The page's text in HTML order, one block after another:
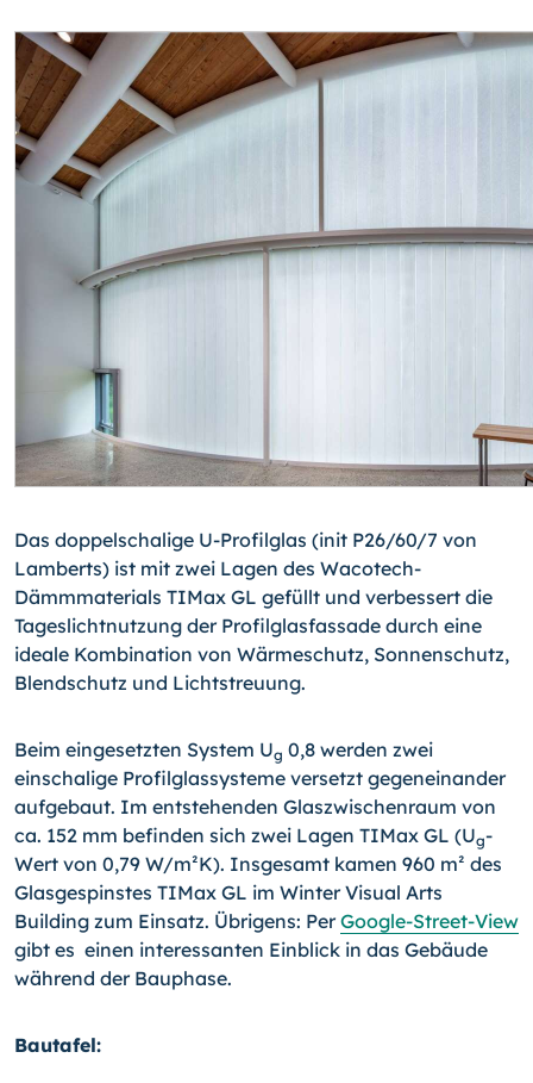
Das doppelschalige U-Profilglas (init P26/60/7 von
Lamberts) ist mit zwei Lagen des Wacotech-
Dämmmaterials TIMax GL gefüllt und verbessert die
Tageslichtnutzung der Profilglasfassade durch eine
ideale Kombination von Wärmeschutz, Sonnenschutz,
Blendschutz und Lichtstreuung.
Beim eingesetzten System Ug 0,8 werden zwei
einschalige Profilglassysteme versetzt gegeneinander
aufgebaut. Im entstehenden Glaszwischenraum von
ca. 152 mm befinden sich zwei Lagen TIMax GL (Ug-
Wert von 0,79 W/m²K). Insgesamt kamen 960 m² des
Glasgespinstes TIMax GL im Winter Visual Arts
Building zum Einsatz. Übrigens: PerGoogle-Street-View
gibt es einen interessanten Einblick in das Gebäude
während der Bauphase.
Bautafel: